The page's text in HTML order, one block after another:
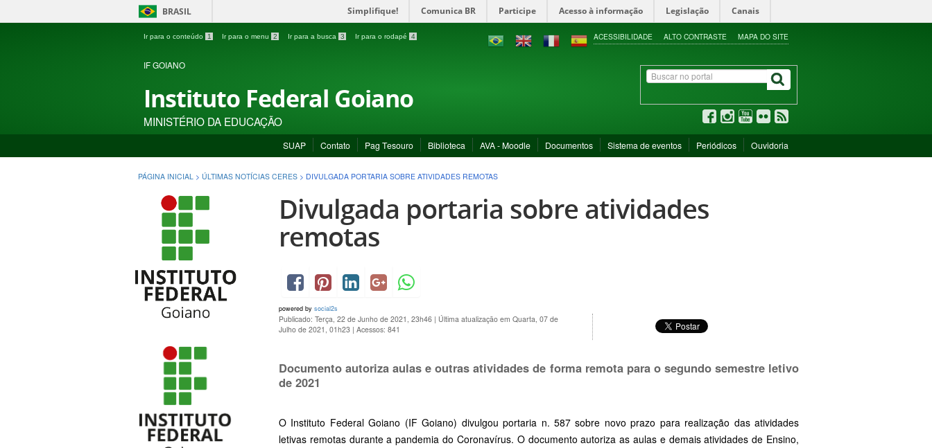
BRASIL Simplifique! Comunica BR Participe Acesso à informação Legislação Canais
Ir para o conteúdo 1 Ir para o menu 2 Ir para a busca 3 Ir para o rodapé 4 ACESSIBILIDADE ALTO CONTRASTE MAPA DO SITE
IF GOIANO
Instituto Federal Goiano
MINISTÉRIO DA EDUCAÇÃO
SUAP Contato Pag Tesouro Biblioteca AVA - Moodle Documentos Sistema de eventos Periódicos Ouvidoria
PÁGINA INICIAL > ÚLTIMAS NOTÍCIAS CERES > DIVULGADA PORTARIA SOBRE ATIVIDADES REMOTAS
Divulgada portaria sobre atividades
remotas
powered by social2s
Publicado: Terça, 22 de Junho de 2021, 23h46 | Última atualização em Quarta, 07 de
Julho de 2021, 01h23 | Acessos: 841
Documento autoriza aulas e outras atividades de forma remota para o segundo semestre letivo
de 2021
O Instituto Federal Goiano (IF Goiano) divulgou portaria n. 587 sobre novo prazo para realização das atividades
letivas remotas durante a pandemia do Coronavírus. O documento autoriza as aulas e demais atividades de Ensino,